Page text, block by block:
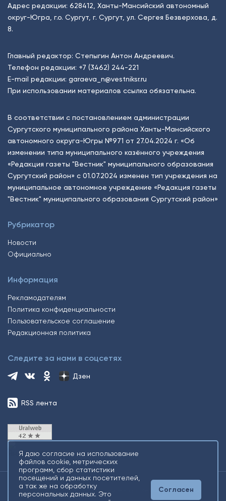
Адрес редакции: 628412, Ханты-Мансийский автономный
округ-Югра, г.о. Сургут, г. Сургут, ул. Сергея Безверхова, д.
8.
Главный редактор: Степыгин Антон Андреевич.
Телефон редакции: +7 (3462) 244-221
E-mail редакции: garaeva_n@vestniksr.ru
При использовании материалов ссылка обязательна.
В соответствии с постановлением администрации
Сургутского муниципального района Ханты-Мансийского
автономного округа-Югры №971 от 27.04.2024 г. «Об
изменении типа муниципального казённого учреждения
«Редакция газеты "Вестник" муниципального образования
Сургутский район» с 01.07.2024 изменен тип учреждения на
муниципальное автономное учреждение «Редакция газеты
"Вестник" муниципального образования Сургутский район»
Рубрикатор
Новости
Официально
Информация
Рекламодателям
Политика конфиденциальности
Пользовательское соглашение
Редакционная политика
Следите за нами в соцсетях
Дзен
RSS лента
2026 © Все права защищены. Сетевое издание Информационное
агентство «Югорский снегирь» +16
Я даю согласие на использование
файлов cookie, метрических
программ, сбор статистики
посещений и данных посетителей,
а так же на обработку
персональных данных. Это
Согласен